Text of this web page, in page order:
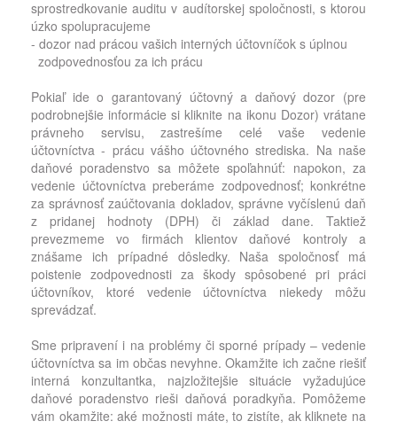
sprostredkovanie auditu v audítorskej spoločnosti, s ktorou
úzko spolupracujeme
- dozor nad prácou vašich interných účtovníčok s úplnou
zodpovednosťou za ich prácu
Pokiaľ ide o garantovaný účtovný a daňový dozor (pre
podrobnejšie informácie si kliknite na ikonu Dozor) vrátane
právneho servisu, zastrešíme celé vaše vedenie
účtovníctva - prácu vášho účtovného strediska. Na naše
daňové poradenstvo sa môžete spoľahnúť: napokon, za
vedenie účtovníctva preberáme zodpovednosť; konkrétne
za správnosť zaúčtovania dokladov, správne vyčíslenú daň
z pridanej hodnoty (DPH) či základ dane. Taktiež
prevezmeme vo firmách klientov daňové kontroly a
znášame ich prípadné dôsledky. Naša spoločnosť má
poistenie zodpovednosti za škody spôsobené pri práci
účtovníkov, ktoré vedenie účtovníctva niekedy môžu
sprevádzať.
Sme pripravení i na problémy či sporné prípady – vedenie
účtovníctva sa im občas nevyhne. Okamžite ich začne riešiť
interná konzultantka, najzložitejšie situácie vyžadujúce
daňové poradenstvo rieši daňová poradkyňa. Pomôžeme
vám okamžite: aké možnosti máte, to zistíte, ak kliknete na